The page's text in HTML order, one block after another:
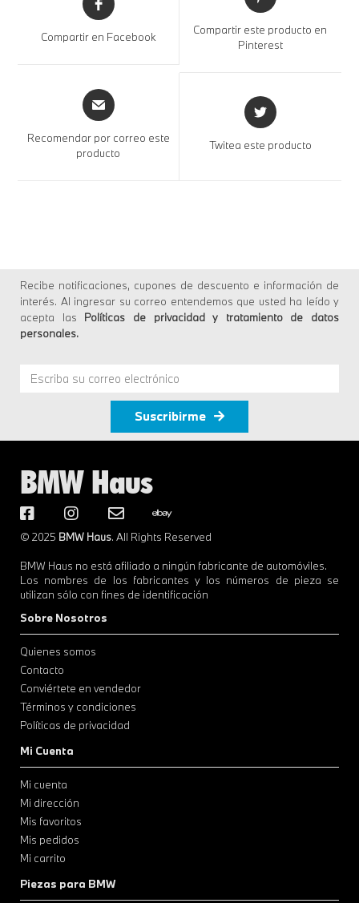
Compartir en Facebook
Compartir este producto en
Pinterest
Recomendar por correo este
producto
Twitea este producto
Recibe notificaciones, cupones de descuento e información de
interés. Al ingresar su correo entendemos que usted ha leído y
acepta las Políticas de privacidad y tratamiento de datos
personales.
Suscribirme
BMW Haus
© 2025 BMW Haus. All Rights Reserved
BMW Haus no está afiliado a ningún fabricante de automóviles.
Los nombres de los fabricantes y los números de pieza se
utilizan sólo con fines de identificación
Sobre Nosotros
Quienes somos
Contacto
Conviértete en vendedor
Términos y condiciones
Políticas de privacidad
Mi Cuenta
Mi cuenta
Mi dirección
Mis favoritos
Mis pedidos
Mi carrito
Piezas para BMW